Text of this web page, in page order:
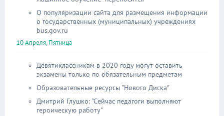
О популяризации сайта для размещения информации
о государственных (муниципальных) учреждениях
bus.gov.ru
10 Апреля, Пятница
Девятиклассникам в 2020 году могут оставить
экзамены только по обязательным предметам
Образовательные ресурсы "Нового Диска"
Дмитрий Глушко: "Сейчас педагоги выполняют
героическую работу"